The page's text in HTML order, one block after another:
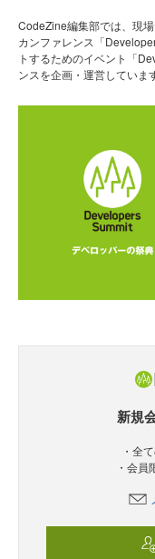
CodeZine編集部では、現
カンファレンス「
トするためのイベント「
ンスを企画・運営しています
新規
・全
・会